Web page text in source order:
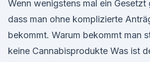
Wenn wenigstens mal ein
dass man ohne komplizierte
bekommt. Warum bekommt man
keine Cannabisprodukte Was ist